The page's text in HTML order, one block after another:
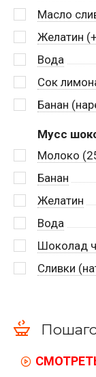
Масло
Желатин
Вода
Сок
Банан
Мусс
Молоко
Банан
Желатин
Вода
Шоколад
Сливки